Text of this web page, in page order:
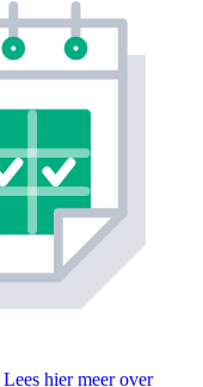
Lees hier meer over